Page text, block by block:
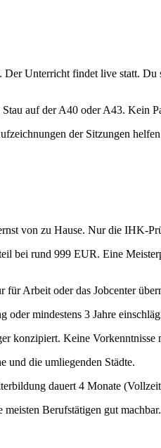
Unterricht findet live statt.
auf der A40 oder A43. Kein
der Sitzungen
von zu Hause. Nur die IHK-
bei rund 999 EUR. Eine
Arbeit oder das Jobcenter
oder mindestens 3 Jahre
konzipiert. Keine Vorkenntnisse
und die umliegenden Städte.
dauert 4 Monate
meisten Berufstätigen gut